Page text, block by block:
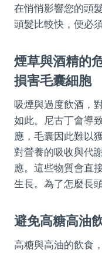
在悄悄影響您的頭
頭髮比較快，便必
煙草與酒精的
損害毛囊細胞
吸煙與過度飲酒，
如此。尼古丁會導
應，毛囊因此難以
對營養的吸收與代
應。這些物質會直
生長。為了怎麼長
避免高糖高油
高糖與高油的飲食